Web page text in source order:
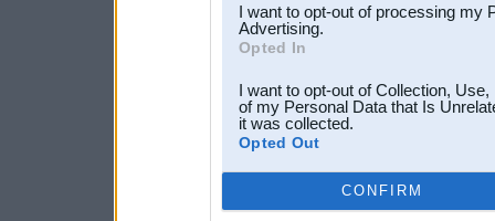
I want to opt-out of processing my
Advertising.
Opted In
I want to opt-out of Collection,
of my Personal Data that Is
it was collected.
Opted Out
CONFIRM